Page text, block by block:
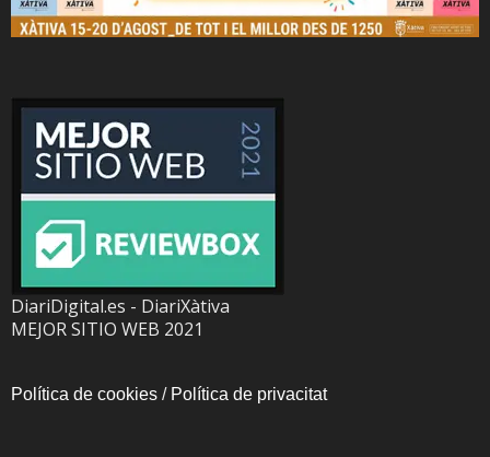
DiariDigital.es - DiariXàtiva
MEJOR SITIO WEB 2021
Política de cookies / Política de privacitat